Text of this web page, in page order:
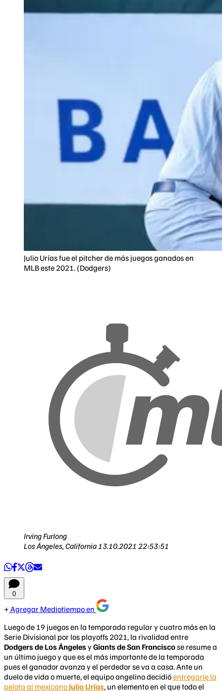
Julio Urías fue el pitcher de más juegos ganados en
MLB este 2021. (Dodgers)
Irving Furlong
Los Ángeles, California 13.10.2021 22:53:51
0
Agregar Mediotiempo en
Luego de 19 juegos en la temporada regular y cuatro más en la
Serie Divisional por los playoffs 2021, la rivalidad entre
Dodgers de Los ÁngelesyGiants de San Franciscose resume a
un último juego y que es el más importante de la temporada
pues el ganador avanza y el perdedor se va a casa. Ante un
duelo de vida o muerte, el equipo angelino decidióentregarle la
pelota al mexicano Julio Urías, un elemento en el que todo el